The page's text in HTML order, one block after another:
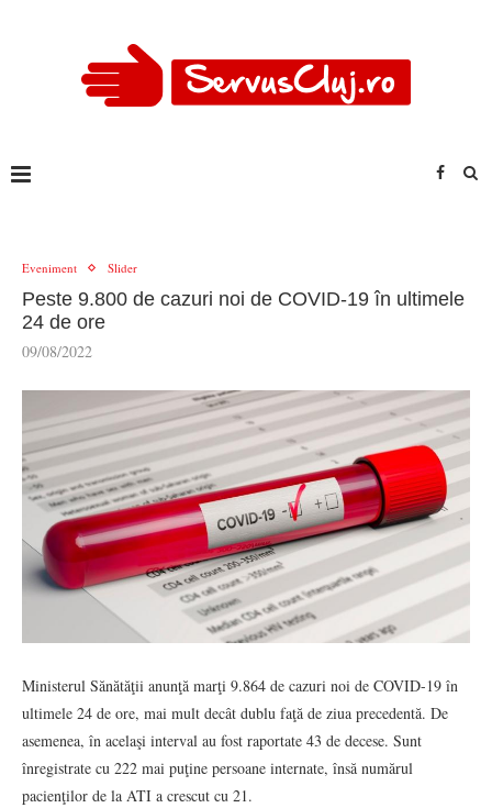
Eveniment Slider
Peste 9.800 de cazuri noi de COVID-19 în ultimele
24 de ore
09/08/2022
Ministerul Sănătăţii anunţă marţi 9.864 de cazuri noi de COVID-19 în
ultimele 24 de ore, mai mult decât dublu faţă de ziua precedentă. De
asemenea, în acelaşi interval au fost raportate 43 de decese. Sunt
înregistrate cu 222 mai puţine persoane internate, însă numărul
pacienţilor de la ATI a crescut cu 21.